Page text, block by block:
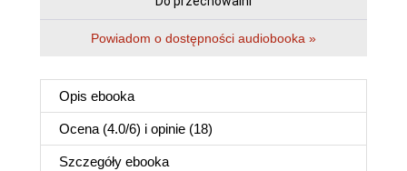
Powiadom o dostępności audiobooka »
Opis ebooka
Ocena (4.0/6) i opinie (18)
Szczegóły ebooka